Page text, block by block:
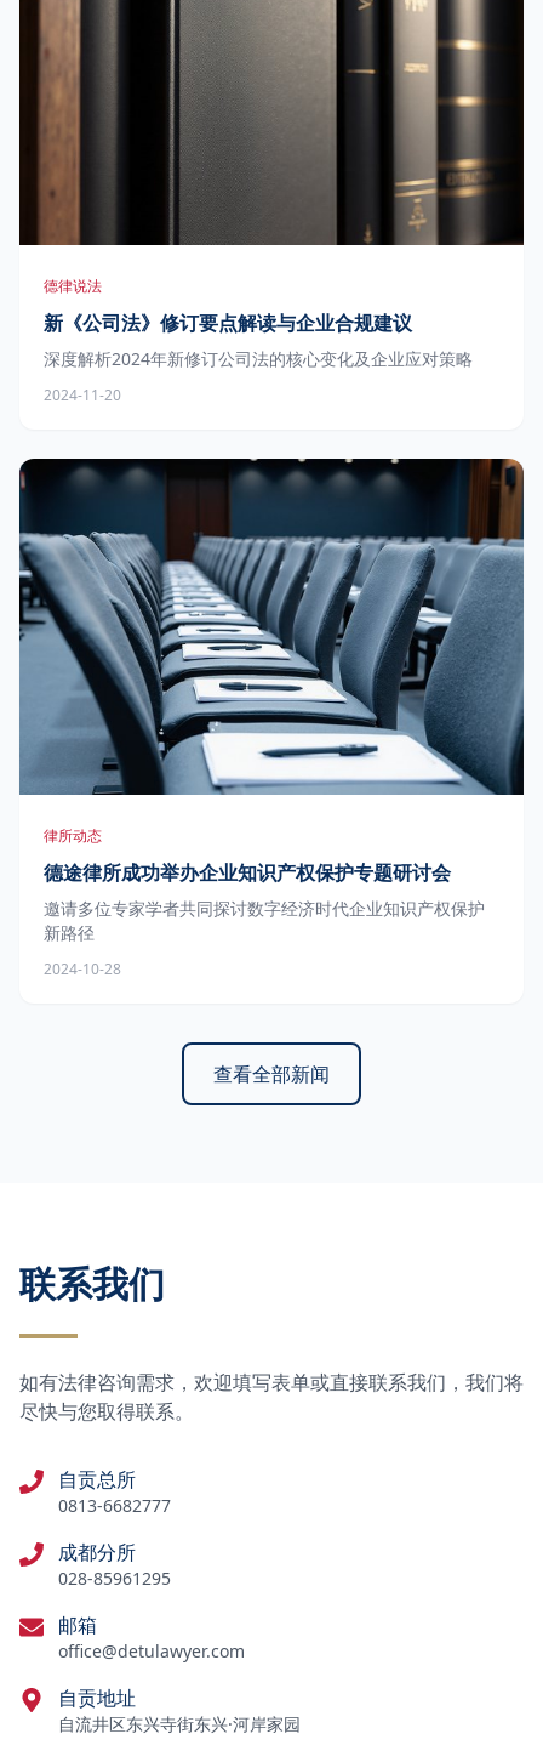
德律说法
新《公司法》修订要点解读与企业合规建议
深度解析2024年新修订公司法的核心变化及企业应对策略
2024-11-20
律所动态
德途律所成功举办企业知识产权保护专题研讨会
邀请多位专家学者共同探讨数字经济时代企业知识产权保护
新路径
2024-10-28
查看全部新闻
联系我们
如有法律咨询需求，欢迎填写表单或直接联系我们，我们将
尽快与您取得联系。
自贡总所
0813-6682777
成都分所
028-85961295
邮箱
office@detulawyer.com
自贡地址
自流井区东兴寺街东兴·河岸家园